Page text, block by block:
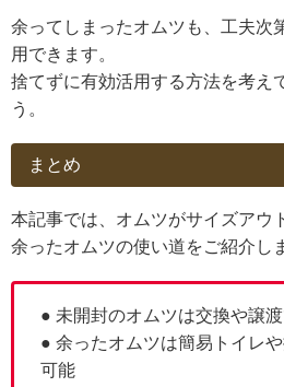
余ってしまったオムツも、工夫次
用できます。
捨てずに有効活用する方法を考え
う。
まとめ
本記事では、オムツがサイズアウ
余ったオムツの使い道をご紹介し
● 未開封のオムツは交換や譲
● 余ったオムツは簡易トイレ
可能